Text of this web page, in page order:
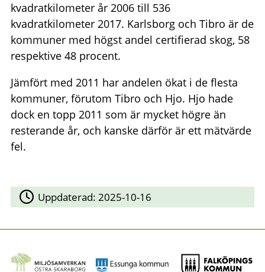
kvadratkilometer år 2006 till 536
kvadratkilometer 2017. Karlsborg och Tibro är de
kommuner med högst andel certifierad skog, 58
respektive 48 procent.
Jämfört med 2011 har andelen ökat i de flesta
kommuner, förutom Tibro och Hjo. Hjo hade
dock en topp 2011 som är mycket högre än
resterande år, och kanske därför är ett mätvärde
fel.
Uppdaterad:2025-10-16